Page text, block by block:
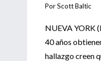
Por Scott Baltic
NUEVA YORK
40 años
hallazgo creen